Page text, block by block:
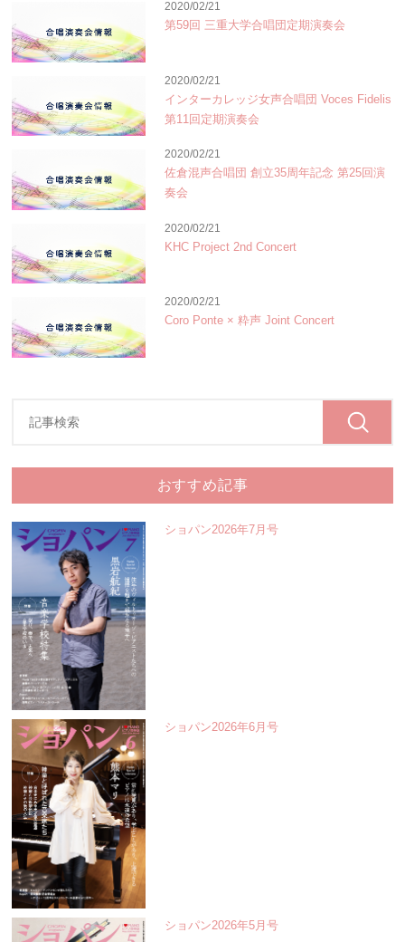
2020/02/21
第59回 三重大学合唱団定期演奏会
2020/02/21
インターカレッジ女声合唱団 Voces Fidelis
第11回定期演奏会
2020/02/21
佐倉混声合唱団 創立35周年記念 第25回演
奏会
2020/02/21
KHC Project 2nd Concert
2020/02/21
Coro Ponte × 粋声 Joint Concert
おすすめ記事
ショパン2026年7月号
ショパン2026年6月号
ショパン2026年5月号